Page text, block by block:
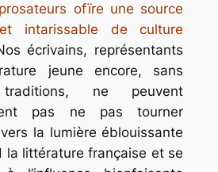
ofïre une source
intarissable de culture
écrivains, représentants
jeune encore, sans
ne peuvent
pas ne pas tourner
la lumière éblouissante
la littérature française et se